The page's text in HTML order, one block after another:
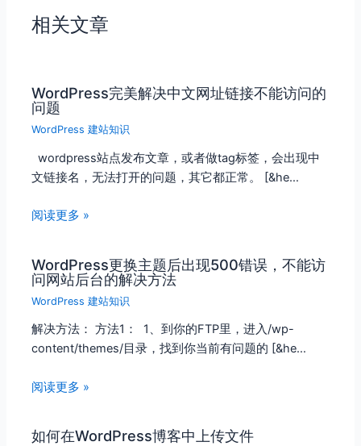
相关文章
WordPress完美解决中文网址链接不能访问的
问题
WordPress 建站知识
wordpress站点发布文章，或者做tag标签，会出现中
文链接名，无法打开的问题，其它都正常。 [&he…
阅读更多 »
WordPress更换主题后出现500错误，不能访
问网站后台的解决方法
WordPress 建站知识
解决方法： 方法1： 1、到你的FTP里，进入/wp-
content/themes/目录，找到你当前有问题的 [&he…
阅读更多 »
如何在WordPress博客中上传文件